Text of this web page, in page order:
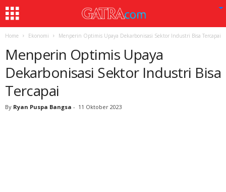
Home Ekonomi Menperin Optimis Upaya Dekarbonisasi Sektor Industri Bisa Tercapai
Menperin Optimis Upaya
Dekarbonisasi Sektor Industri Bisa
Tercapai
By Ryan Puspa Bangsa - 11 Oktober 2023